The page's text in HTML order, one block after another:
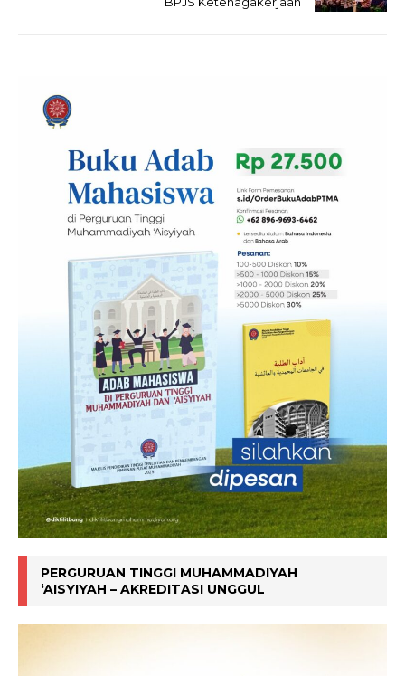
PERGURUAN TINGGI MUHAMMADIYAH
‘AISYIYAH – AKREDITASI UNGGUL